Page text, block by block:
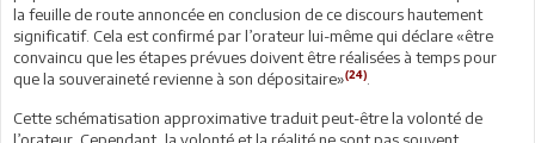
la feuille de route annoncée en conclusion de ce discours hautement
significatif. Cela est confirmé par l’orateur lui-même qui déclare «être
convaincu que les étapes prévues doivent être réalisées à temps pour
que la souveraineté revienne à son dépositaire»(24)
Cette schématisation approximative traduit peut-être la volonté de